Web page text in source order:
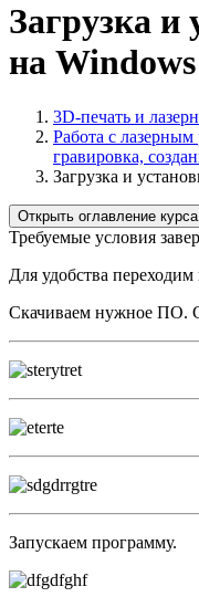
Загрузка и
на Windows
3D-печать и
Работа с
гравировка,
Загрузка и
Открыть оглавление курса
Требуемые условия
Для удобства переходим
Скачиваем нужное ПО.
Запускаем программу.